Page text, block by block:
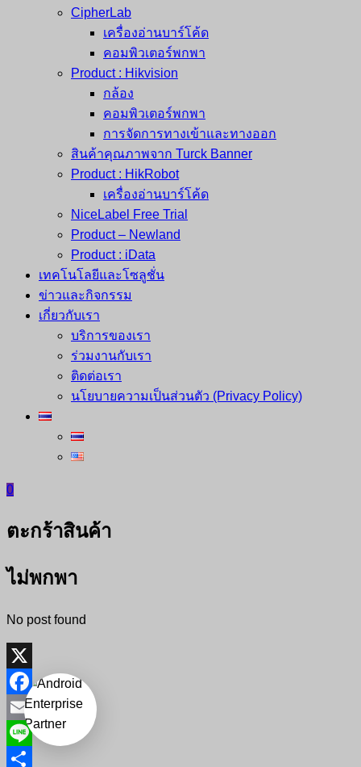
CipherLab
เครื่องอ่านบาร์โค้ด
คอมพิวเตอร์พกพา
Product : Hikvision
กล้อง
คอมพิวเตอร์พกพา
การจัดการทางเข้าและทางออก
สินค้าคุณภาพจาก Turck Banner
Product : HikRobot
เครื่องอ่านบาร์โค้ด
NiceLabel Free Trial
Product – Newland
Product : iData
เทคโนโลยีและโซลูชั่น
ข่าวและกิจกรรม
เกี่ยวกับเรา
บริการของเรา
ร่วมงานกับเรา
ติดต่อเรา
นโยบายความเป็นส่วนตัว (Privacy Policy)
0
ตะกร้าสินค้า
ไม่พกพา
No post found
X
Facebook
Email
Line